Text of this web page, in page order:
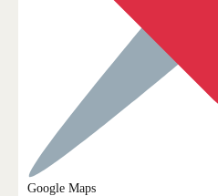
Google Maps